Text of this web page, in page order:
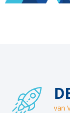
van